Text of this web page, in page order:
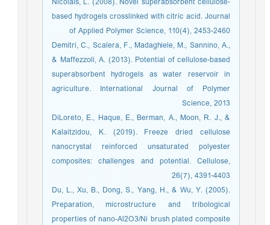
based hydrogels crosslinked with citric acid. Journal
of Applied Polymer Science, 110(4), 2453-2460
Demitri, C., Scalera, F., Madaghiele, M., Sannino, A.,
& Maffezzoli, A. (2013). Potential of cellulose-based
superabsorbent hydrogels as water reservoir in
agriculture. International Journal of Polymer
Science, 2013
DiLoreto, E., Haque, E., Berman, A., Moon, R. J., &
Kalaitzidou, K. (2019). Freeze dried cellulose
nanocrystal reinforced unsaturated polyester
composites: challenges and potential. Cellulose,
26(7), 4391-4403
Du, L., Xu, B., Dong, S., Yang, H., & Wu, Y. (2005).
Preparation, microstructure and tribological
properties of nano-Al2O3/Ni brush plated composite